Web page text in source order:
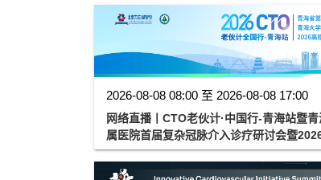
2026-08-08 08:00 至 2026-08-08 17:00
网络直播丨CTO老伙计·中国行-青海站暨
属医院首届复杂冠脉介入诊疗研讨会暨